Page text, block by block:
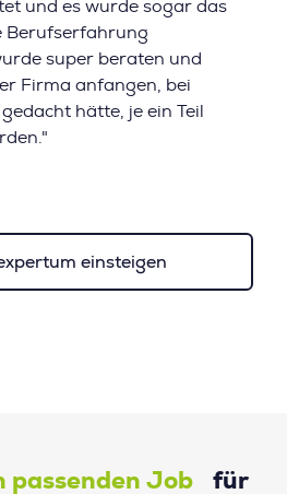
und es wurde sogar das
Berufserfahrung
super beraten und
Firma anfangen, bei
hätte, je ein Teil
einsteigen
passenden Job für